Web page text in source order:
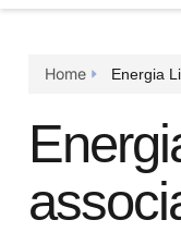
Home Energia